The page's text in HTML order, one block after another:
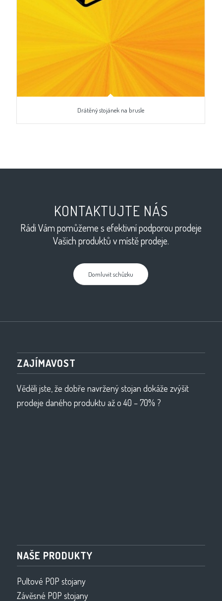
Drátěný stojánek na brusle
KONTAKTUJTE NÁS
Rádi Vám pomůžeme s efektivní podporou prodeje
Vašich produktů v místě prodeje.
Domluvit schůzku
ZAJÍMAVOST
Věděli jste, že dobře navržený stojan dokáže zvýšit
prodeje daného produktu až o 40 – 70% ?
NAŠE PRODUKTY
Pultové POP stojany
Závěsné POP stojany